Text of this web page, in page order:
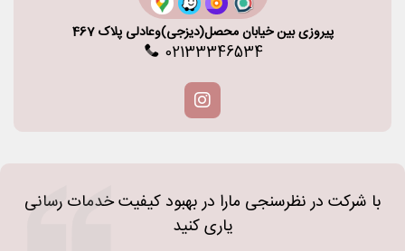
پیروزی بین خیابان محصل(دیزجی)وعادلی پلاک 467
02133346534
با شرکت در نظرسنجی مارا در بهبود کیفیت خدمات رسانی
یاری کنید